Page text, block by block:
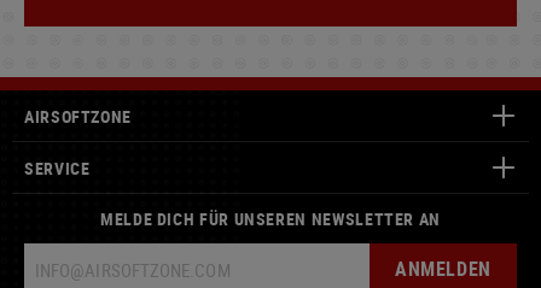
AIRSOFTZONE
SERVICE
MELDE DICH FÜR UNSEREN NEWSLETTER AN
ANMELDEN